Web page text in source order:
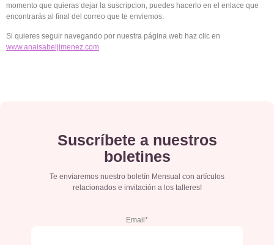
momento que quieras dejar la suscripcion, puedes hacerlo en el enlace que
encontrarás al final del correo que te enviemos.
Si quieres seguir navegando por nuestra página web haz clic en
www.anaisabeljimenez.com
Suscríbete a nuestros
boletines
Te enviaremos nuestro boletín Mensual con artículos
relacionados e invitación a los talleres!
Email*